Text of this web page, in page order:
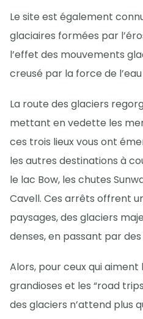
Le site est également
glaciaires formées par
l’effet des mouvements
creusé par la force de
La route des glaciers
mettant en vedette les
ces trois lieux vous ont
les autres destinations à
le lac Bow, les chutes
Cavell. Ces arrêts offrent
paysages, des glaciers
denses, en passant par
Alors, pour ceux qui aiment
grandioses et les “road
des glaciers n’attend plus